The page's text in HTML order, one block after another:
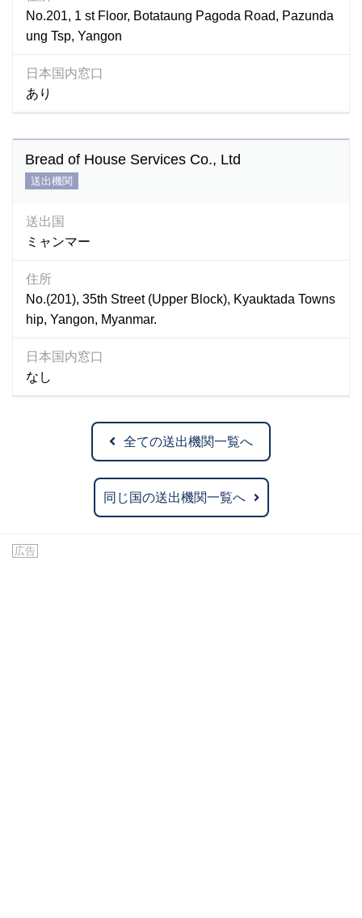
No.201, 1 st Floor, Botataung Pagoda Road, Pazunda
ung Tsp, Yangon
日本国内窓口
あり
Bread of House Services Co., Ltd
送出機関
送出国
ミャンマー
住所
No.(201), 35th Street (Upper Block), Kyauktada Towns
hip, Yangon, Myanmar.
日本国内窓口
なし
全ての送出機関一覧へ
同じ国の送出機関一覧へ
広告